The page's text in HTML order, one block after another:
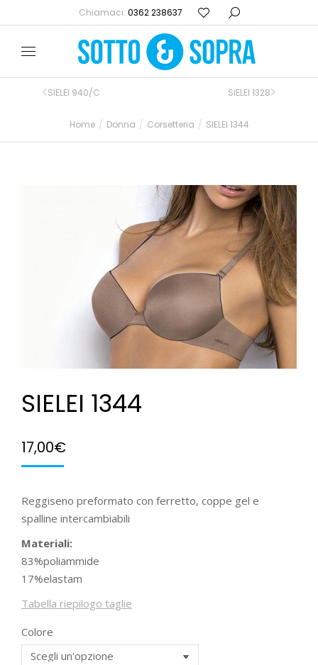
Chiamaci: 0362 238637
Home Donna Corsetteria SIELEI 1344
SIELEI 940/C SIELEI 1328
SIELEI 1344
17,00€
Reggiseno preformato con ferretto, coppe gel e
spalline intercambiabili
Materiali:
83%poliammide
17%elastam
Tabella riepilogo taglie
Colore